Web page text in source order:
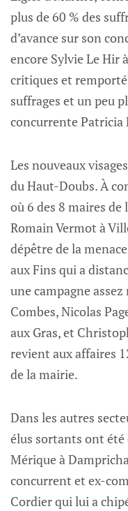
plus de 60 % des
d’avance sur son
encore Sylvie Le Hir
critiques et remporté
suffrages et un peu
concurrente Patricia
Les nouveaux
du Haut-Doubs. À
où 6 des 8 maires
Romain Vermot à
dépêtre de la
aux Fins qui a
une campagne
Combes, Nicolas
aux Gras, et
revient aux affaires
de la mairie.
Dans les autres
élus sortants ont
Mérique à
concurrent et ex-
Cordier qui lui a